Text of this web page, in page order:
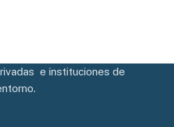
e instituciones de